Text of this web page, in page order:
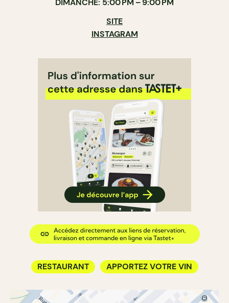
DIMANCHE: 5:00 PM – 9:00 PM
SITE
INSTAGRAM
RESTAURANT APPORTEZ VOTRE VIN